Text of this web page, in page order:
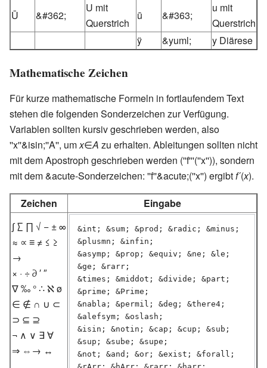
Ū
&#362;
U mit
Querstrich
ū &#363;
u mit
Querstrich
ÿ
&yuml; y Diärese
Mathematische Zeichen
Für kurze mathematische Formeln in fortlaufendem Text
stehen die folgenden Sonderzeichen zur Verfügung.
Variablen sollten kursiv geschrieben werden, also
''x''&isin;''A'', umx∈A zu erhalten. Ableitungen sollten nicht
mit dem Apostroph geschrieben werden (''f'''(''x'')), sondern
mit dem &acute-Sonderzeichen: ''f''&acute;(''x'') ergibt f´(x).
Zeichen
Eingabe
∫ ∑ ∏ √ − ± ∞
≈ ∝ ≡ ≠ ≤ ≥
→
× · ÷ ∂ ′ ″
∇ ‰ ° ∴ ℵ ø
∈ ∉ ∩ ∪ ⊂
⊃ ⊆ ⊇
¬ ∧ ∨ ∃ ∀
⇒ ⇔→ ↔
&int; &sum; &prod; &radic; &minus;
&plusmn; &infin;
&asymp; &prop; &equiv; &ne; &le;
&ge; &rarr;
&times; &middot; &divide; &part;
&prime; &Prime;
&nabla; &permil; &deg; &there4;
&alefsym; &oslash;
&isin; &notin; &cap; &cup; &sub;
&sup; &sube; &supe;
&not; &and; &or; &exist; &forall;